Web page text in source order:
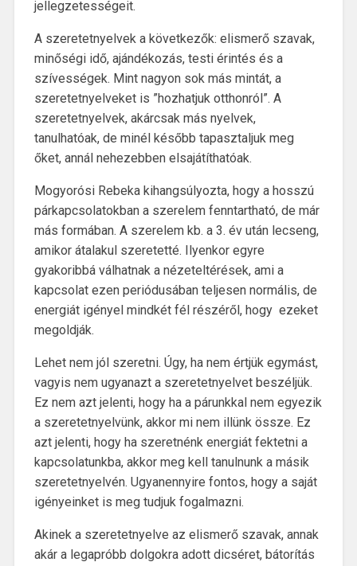
jellegzetességeit.
A szeretetnyelvek a következők: elismerő szavak,
minőségi idő, ajándékozás, testi érintés és a
szívességek. Mint nagyon sok más mintát, a
szeretetnyelveket is ”hozhatjuk otthonról”. A
szeretetnyelvek, akárcsak más nyelvek,
tanulhatóak, de minél később tapasztaljuk meg
őket, annál nehezebben elsajátíthatóak.
Mogyorósi Rebeka kihangsúlyozta, hogy a hosszú
párkapcsolatokban a szerelem fenntartható, de már
más formában. A szerelem kb. a 3. év után lecseng,
amikor átalakul szeretetté. Ilyenkor egyre
gyakoribbá válhatnak a nézeteltérések, ami a
kapcsolat ezen periódusában teljesen normális, de
energiát igényel mindkét fél részéről, hogy ezeket
megoldják.
Lehet nem jól szeretni. Úgy, ha nem értjük egymást,
vagyis nem ugyanazt a szeretetnyelvet beszéljük.
Ez nem azt jelenti, hogy ha a párunkkal nem egyezik
a szeretetnyelvünk, akkor mi nem illünk össze. Ez
azt jelenti, hogy ha szeretnénk energiát fektetni a
kapcsolatunkba, akkor meg kell tanulnunk a másik
szeretetnyelvén. Ugyanennyire fontos, hogy a saját
igényeinket is meg tudjuk fogalmazni.
Akinek a szeretetnyelve az elismerő szavak, annak
akár a legapróbb dolgokra adott dicséret, bátorítás